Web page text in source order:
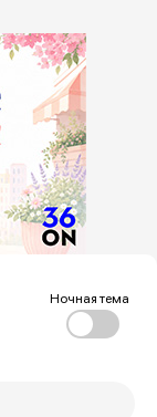
Ночная тема